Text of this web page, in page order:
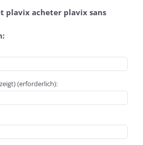
plavix acheter plavix sans
(erforderlich):